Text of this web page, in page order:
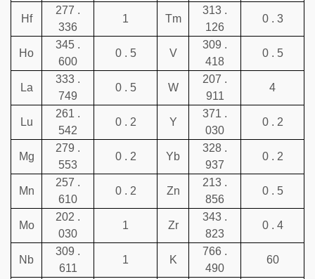
Hf
277 .
336
1 Tm
313 .
126
0 . 3
Ho
345 .
600
0 . 5 V
309 .
418
0 . 5
La
333 .
749
0 . 5 W
207 .
911
4
Lu
261 .
542
0 . 2 Y
371 .
030
0 . 2
Mg
279 .
553
0 . 2 Yb
328 .
937
0 . 2
Mn
257 .
610
0 . 2 Zn
213 .
856
0 . 5
Mo
202 .
030
1 Zr
343 .
823
0 . 4
Nb
309 .
611
1 K
766 .
490
60